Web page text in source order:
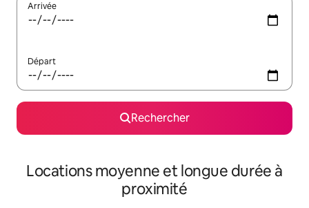
Arrivée
Départ
Rechercher
Locations moyenne et longue durée à
proximité